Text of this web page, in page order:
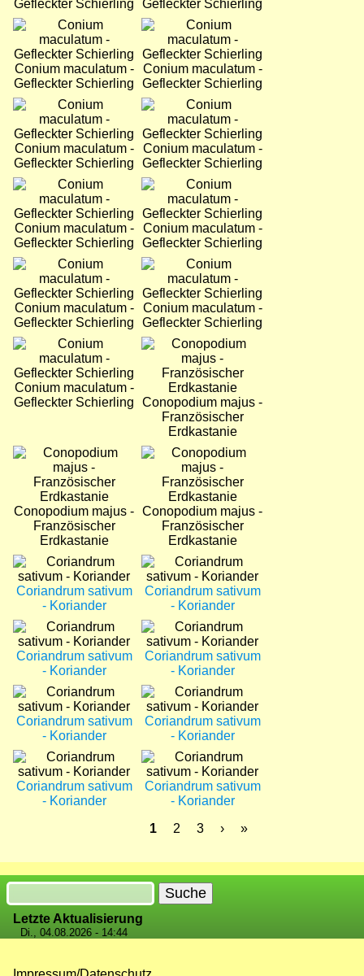
Gefleckter Schierling
Gefleckter Schierling
Bild
Conium maculatum -
Gefleckter Schierling
Bild
Conium maculatum -
Gefleckter Schierling
Bild
Conium maculatum -
Gefleckter Schierling
Bild
Conium maculatum -
Gefleckter Schierling
Bild
Conium maculatum -
Gefleckter Schierling
Bild
Conium maculatum -
Gefleckter Schierling
Bild
Conium maculatum -
Gefleckter Schierling
Bild
Conium maculatum -
Gefleckter Schierling
Bild
Conium maculatum -
Gefleckter Schierling
Bild
Conopodium majus -
Französischer
Erdkastanie
Bild
Conopodium majus -
Französischer
Erdkastanie
Bild
Conopodium majus -
Französischer
Erdkastanie
Bild
Coriandrum sativum
- Koriander
Bild
Coriandrum sativum
- Koriander
Bild
Coriandrum sativum
- Koriander
Bild
Coriandrum sativum
- Koriander
Bild
Coriandrum sativum
- Koriander
Bild
Coriandrum sativum
- Koriander
Bild
Coriandrum sativum
- Koriander
Bild
Coriandrum sativum
- Koriander
Aktuelle
1 Seite
2 Seite
3
Nächste
›
Letzte
»
Suche
Letzte Aktualisierung
Di., 04.08.2026 - 14:44